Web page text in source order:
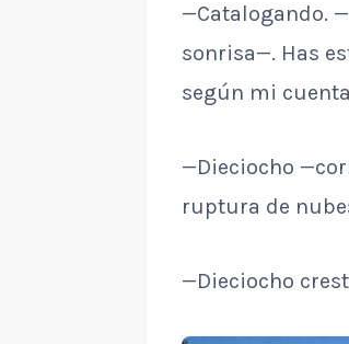
—Catalogando.
sonrisa—. Has
según mi
—Dieciocho
ruptura de
—Dieciocho